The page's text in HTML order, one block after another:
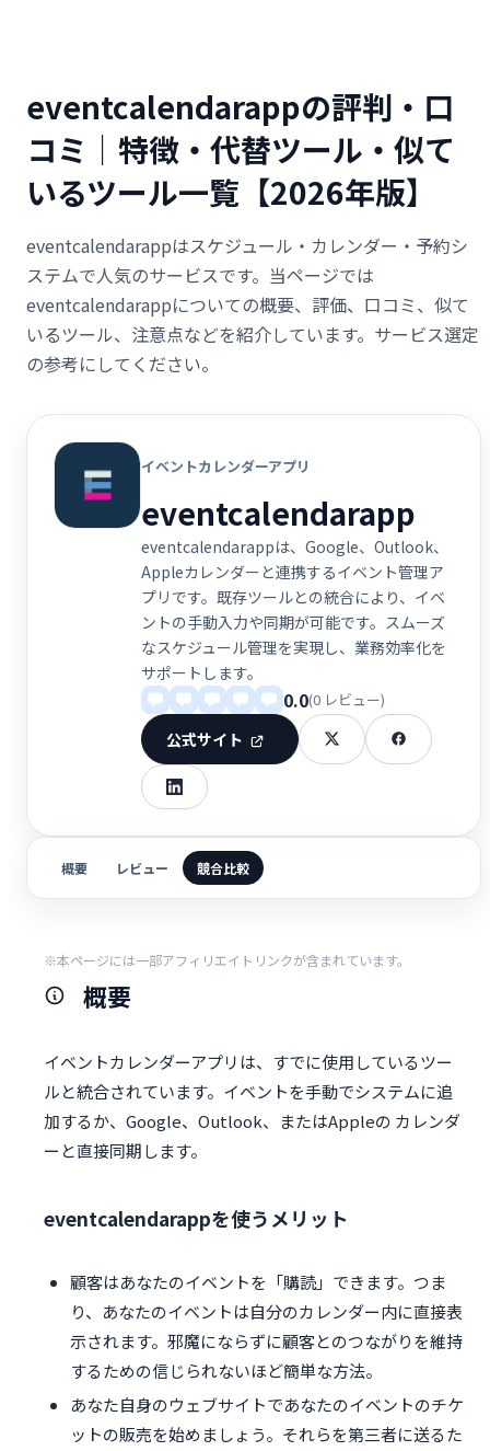
eventcalendarappの評判・口
コミ｜特徴・代替ツール・似て
いるツール一覧【2026年版】
eventcalendarappはスケジュール・カレンダー・予約シ
ステムで人気のサービスです。当ページでは
eventcalendarappについての概要、評価、口コミ、似て
いるツール、注意点などを紹介しています。サービス選定
の参考にしてください。
イベントカレンダーアプリ
eventcalendarapp
eventcalendarappは、Google、Outlook、
Appleカレンダーと連携するイベント管理ア
プリです。既存ツールとの統合により、イベ
ントの手動入力や同期が可能です。スムーズ
なスケジュール管理を実現し、業務効率化を
サポートします。
0.0(0 レビュー)
公式サイト
概要 レビュー 競合比較
※本ページには一部アフィリエイトリンクが含まれています。
概要
イベントカレンダーアプリは、すでに使用しているツー
ルと統合されています。イベントを手動でシステムに追
加するか、Google、Outlook、またはAppleの カレンダ
ーと直接同期します。
eventcalendarappを使うメリット
顧客はあなたのイベントを「購読」できます。つま
り、あなたのイベントは自分のカレンダー内に直接表
示されます。邪魔にならずに顧客とのつながりを維持
するための信じられないほど簡単な方法。
あなた自身のウェブサイトであなたのイベントのチケ
ットの販売を始めましょう。それらを第三者に送るた